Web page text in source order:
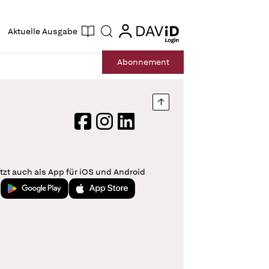
Aktuelle Ausgabe Suche login
login
Abonnement
Nach oben springen
FacebookInstagram
LinkedIn
auch als App für iOS und Android
Jetzt bei Google PlayLaden im App Store